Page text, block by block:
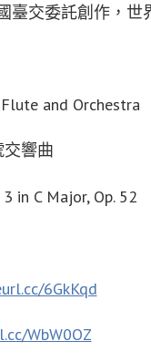
臺交委託創作，世
and Orchestra
交響曲
in C Major, Op. 52
6GkKqd
WbW0OZ